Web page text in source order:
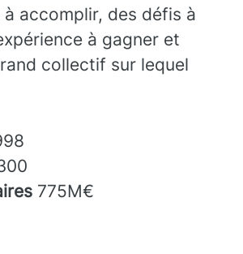
à accomplir, des défis à
à gagner et
collectif sur lequel
775M€